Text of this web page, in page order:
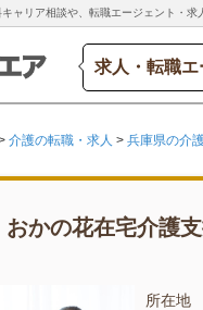
ャリア相談や、転職エージェント・求
求人・転職
介護の転職・求人 > 兵庫県の介
おかの花在宅介護
所在地